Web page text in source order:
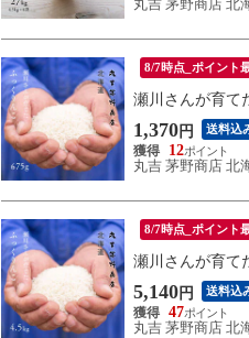
丸吉 茅野商店 北
8/7時点_ポイント
瀬川さんが育て
1,370 円 送料込
12
丸吉 茅野商店 北
8/7時点_ポイント
瀬川さんが育て
5,140 円 送料込
47
丸吉 茅野商店 北